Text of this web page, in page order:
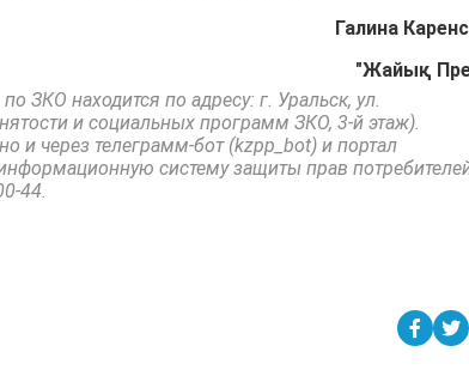
Галина
"Жайық
ЗКО находится по адресу: г. Уральск, ул.
и социальных программ ЗКО, 3-й этаж).
и через телеграмм-бот (kzpp_bot) и портал
систему защиты прав
44.